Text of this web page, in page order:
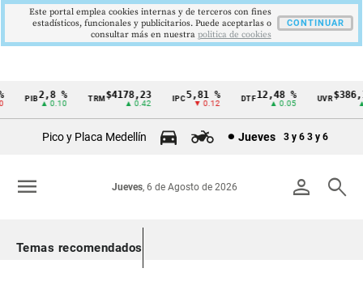
Cintillo
Colombia
PIB2,8 %
▲ 0.10
TRM$4178,23
▲ 0.42
5,81 %
▼ 0.12
DTF12,48 %
▲ 0.05
UVR
▲
Pico y Placa Medellín Jueves 3 y 6 3 y 6
person search
Jueves, 6 de Agosto de 2026
menu
Temas recomendados
Este portal emplea cookies internas y de terceros con fines
estadísticos, funcionales y publicitarios. Puede aceptarlas o
consultar más en nuestra politica de cookies
CONTINUAR